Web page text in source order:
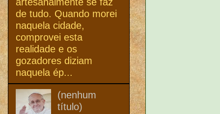
de tudo. Quando morei
naquela cidade,
comprovei esta
realidade e os
gozadores diziam
naquela ép...
(nenhum
título)